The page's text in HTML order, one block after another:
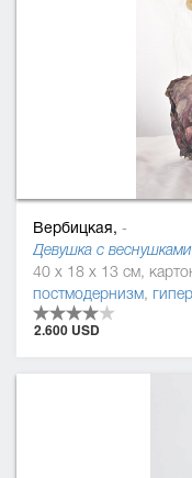
Вербицкая, -
Девушка с
постмодернизм,
2.600 USD